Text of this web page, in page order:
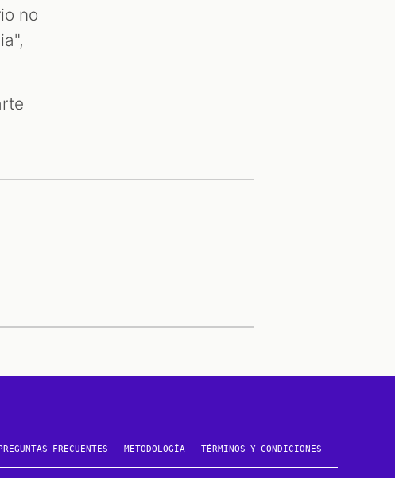
no
FRECUENTES METODOLOGÍA TÉRMINOS Y CONDICIONES